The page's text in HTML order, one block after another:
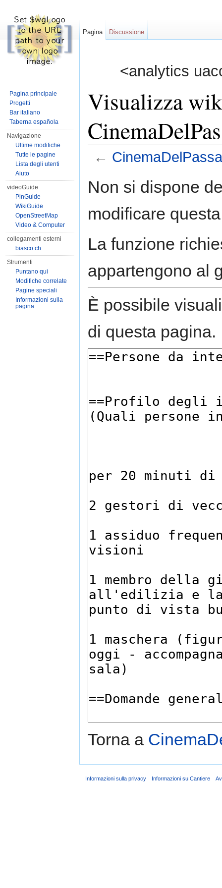
<analytics
Visualizza
←
Non si dispone
modificare
La funzione
appartengono al
È possibile
di questa pagina.
Torna a
Pagina Discussione
Pagina principale
Progetti
Bar italiano
Taberna española
Navigazione
Ultime modifiche
Tutte le pagine
Lista degli utenti
Aiuto
videoGuide
PinGuide
WikiGuide
OpenStreetMap
Video & Computer
collegamenti esterni
biasco.ch
Strumenti
Puntano qui
Modifiche correlate
Pagine speciali
Informazioni sulla
pagina
Informazioni sulla privacy Informazioni su Cantiere